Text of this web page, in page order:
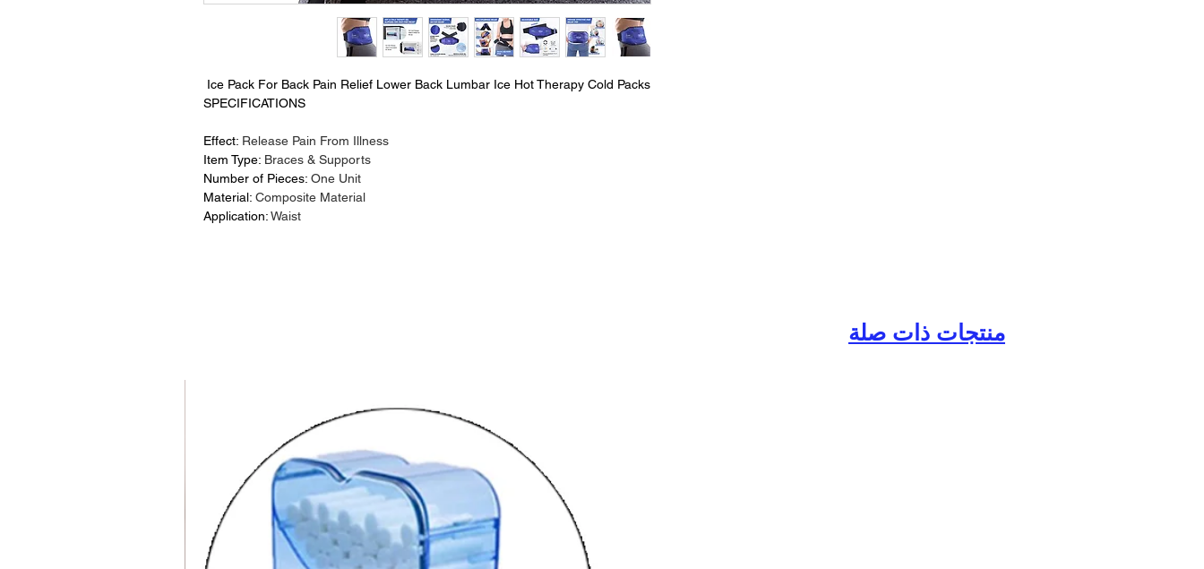
Ice Pack For Back Pain Relief Lower Back Lumbar Ice Hot Therapy Cold Packs
SPECIFICATIONS
Effect: Release Pain From Illness
Item Type: Braces & Supports
Number of Pieces: One Unit
Material: Composite Material
Application:Waist
منتجات ذات صلة